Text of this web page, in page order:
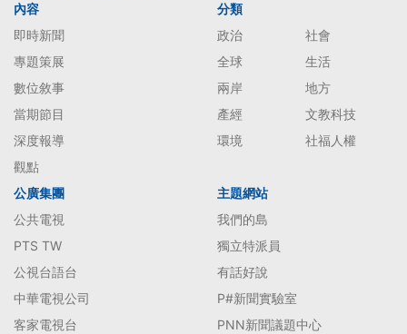
內容
即時新聞
專題策展
數位敘事
當期節目
深度報導
觀點
分類
政治
社會
全球
生活
兩岸
地方
產經
文教科技
環境
社福人權
公廣集團
公共電視
PTS TW
公視台語台
中華電視公司
客家電視台
主題網站
我們的島
獨立特派員
有話好說
P#新聞實驗室
PNN新聞議題中心